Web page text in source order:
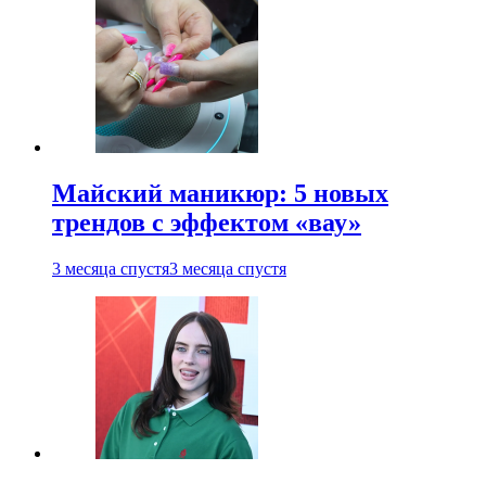
Майский маникюр: 5 новых
трендов с эффектом «вау»
3 месяца спустя3 месяца спустя